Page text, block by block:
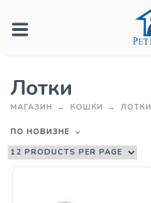
Лотки
МАГАЗИН КОШКИ ЛОТКИ
ПО НОВИЗНЕ